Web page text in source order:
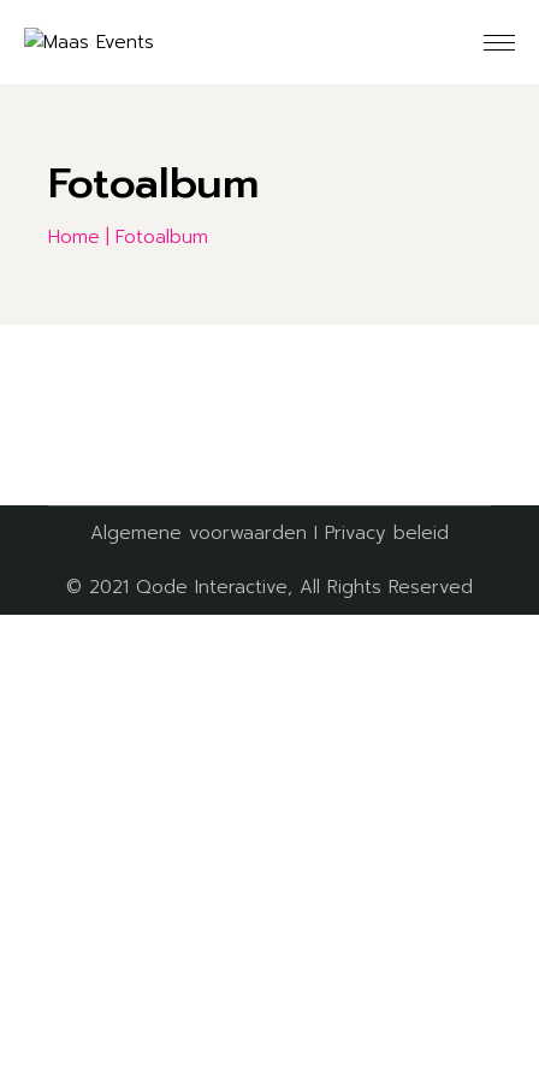
Fotoalbum
Home Fotoalbum
Algemene voorwaarden I Privacy beleid
© 2021 Qode Interactive, All Rights Reserved